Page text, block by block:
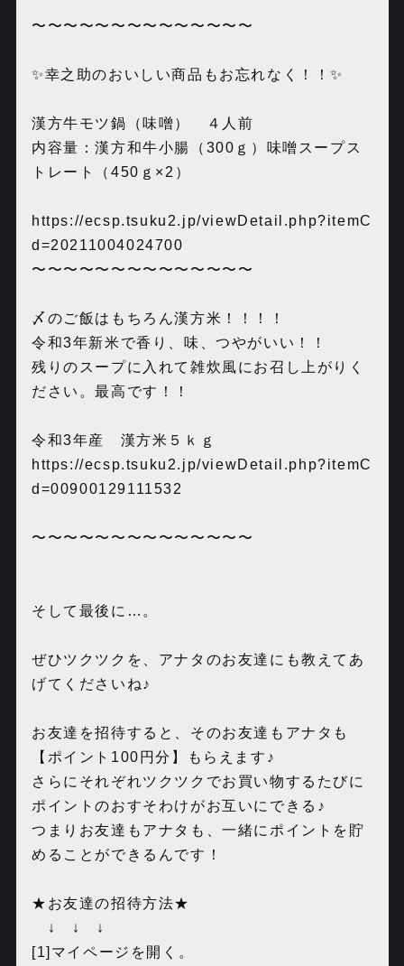
〜〜〜〜〜〜〜〜〜〜〜〜〜〜
✨幸之助のおいしい商品もお忘れなく！！✨
漢方牛モツ鍋（味噌） ４人前
内容量：漢方和牛小腸（300ｇ）味噌スープス
トレート（450ｇ×2）
https://ecsp.tsuku2.jp/viewDetail.php?itemC
d=20211004024700
〜〜〜〜〜〜〜〜〜〜〜〜〜〜
〆のご飯はもちろん漢方米！！！！
令和3年新米で香り、味、つやがいい！！
残りのスープに入れて雑炊風にお召し上がりく
ださい。最高です！！
令和3年産 漢方米５ｋｇ
https://ecsp.tsuku2.jp/viewDetail.php?itemC
d=00900129111532
〜〜〜〜〜〜〜〜〜〜〜〜〜〜
そして最後に…。
ぜひツクツクを、アナタのお友達にも教えてあ
げてくださいね♪
お友達を招待すると、そのお友達もアナタも
【ポイント100円分】もらえます♪
さらにそれぞれツクツクでお買い物するたびに
ポイントのおすそわけがお互いにできる♪
つまりお友達もアナタも、一緒にポイントを貯
めることができるんです！
★お友達の招待方法★
↓ ↓ ↓
[1]マイページを開く。